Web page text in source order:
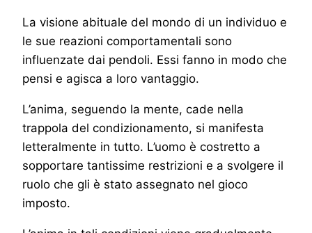
La visione abituale del mondo di un individuo e
le sue reazioni comportamentali sono
influenzate dai pendoli. Essi fanno in modo che
pensi e agisca a loro vantaggio.
L’anima, seguendo la mente, cade nella
trappola del condizionamento, si manifesta
letteralmente in tutto. L’uomo è costretto a
sopportare tantissime restrizioni e a svolgere il
ruolo che gli è stato assegnato nel gioco
imposto.